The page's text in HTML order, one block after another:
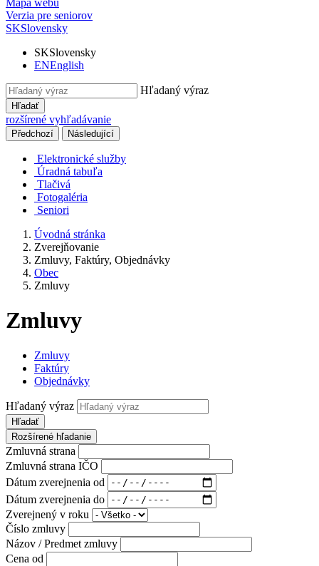
Mapa webu
Verzia pre seniorov
SKSlovensky
SKSlovensky
ENEnglish
Hľadaný výraz
Hľadať
rozšírené vyhľadávanie
Předchozí Následující
Elektronické služby
Úradná tabuľa
Tlačivá
Fotogaléria
Seniori
Úvodná stránka
Zverejňovanie
Zmluvy, Faktúry, Objednávky
Obec
Zmluvy
Zmluvy
Zmluvy
Faktúry
Objednávky
Hľadaný výraz
Hľadať
Rozšírené hľadanie
Zmluvná strana
Zmluvná strana IČO
Dátum zverejnenia od
Dátum zverejnenia do
Zverejnený v roku
Číslo zmluvy
Názov / Predmet zmluvy
Cena od